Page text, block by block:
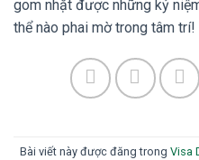
gom nhặt được những kỷ
thể nào phai mờ trong tâm
Bài viết này được đăng trong Visa